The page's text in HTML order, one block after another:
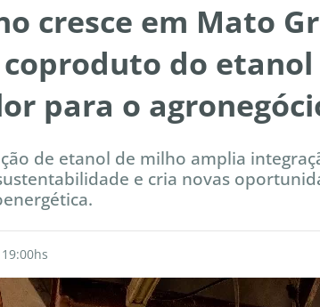
cresce em Mato
do etanol
para o
de etanol de milho amplia
e cria novas